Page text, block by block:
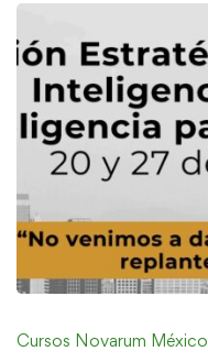
Cursos Novarum México